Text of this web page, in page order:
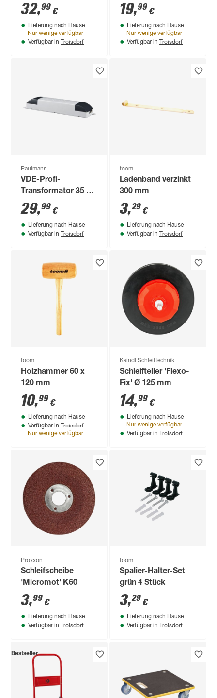
32,99 €
Lieferung nach Hause
Nur wenige verfügbar
Verfügbar in Troisdorf
19,99 €
Lieferung nach Hause
Nur wenige verfügbar
Verfügbar in Troisdorf
Paulmann
VDE-Profi-
Transformator 35 -
105 W 12 V
29,99 €
Lieferung nach Hause
Verfügbar in Troisdorf
toom
Ladenband verzinkt
300 mm
3,29 €
Lieferung nach Hause
Verfügbar in Troisdorf
toom
Holzhammer 60 x
120 mm
10,99 €
Lieferung nach Hause
Verfügbar in Troisdorf
Nur wenige verfügbar
Kaindl Schleiftechnik
Schleifteller 'Flexo-
Fix' Ø 125 mm
14,99 €
Lieferung nach Hause
Nur wenige verfügbar
Verfügbar in Troisdorf
Proxxon
Schleifscheibe
'Micromot' K60
3,99 €
Lieferung nach Hause
Verfügbar in Troisdorf
toom
Spalier-Halter-Set
grün 4 Stück
3,29 €
Lieferung nach Hause
Verfügbar in Troisdorf
Bestseller